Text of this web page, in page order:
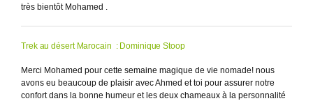
très bientôt Mohamed .
Trek au désert Marocain : Dominique Stoop
Merci Mohamed pour cette semaine magique de vie nomade! nous
avons eu beaucoup de plaisir avec Ahmed et toi pour assurer notre
confort dans la bonne humeur et les deux chameaux à la personnalité